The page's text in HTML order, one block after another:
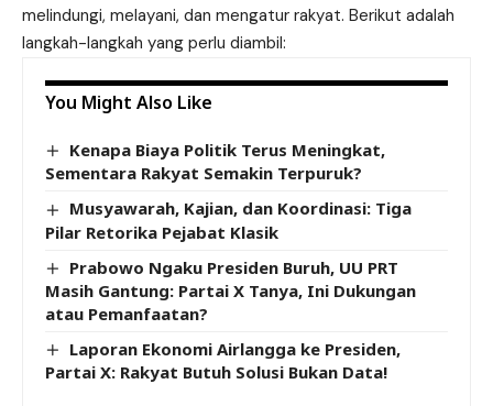
melindungi, melayani, dan mengatur rakyat. Berikut adalah
langkah-langkah yang perlu diambil:
You Might Also Like
Kenapa Biaya Politik Terus Meningkat,
Sementara Rakyat Semakin Terpuruk?
Musyawarah, Kajian, dan Koordinasi: Tiga
Pilar Retorika Pejabat Klasik
Prabowo Ngaku Presiden Buruh, UU PRT
Masih Gantung: Partai X Tanya, Ini Dukungan
atau Pemanfaatan?
Laporan Ekonomi Airlangga ke Presiden,
Partai X: Rakyat Butuh Solusi Bukan Data!